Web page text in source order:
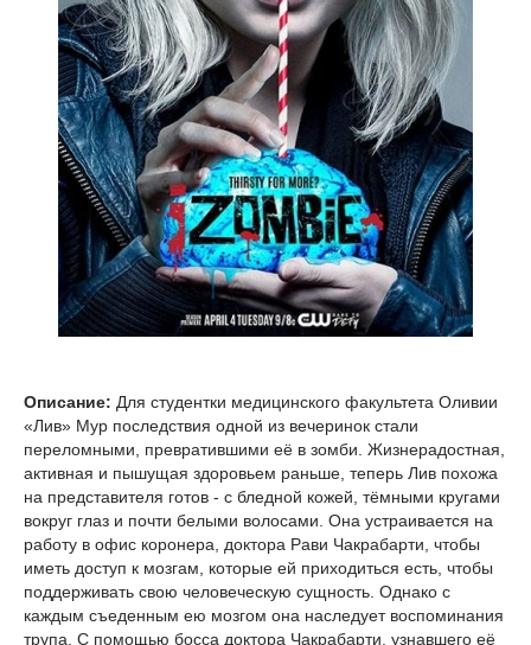
Описание: Для студентки медицинского факультета Оливии
«Лив» Мур последствия одной из вечеринок стали
переломными, превратившими её в зомби. Жизнерадостная,
активная и пышущая здоровьем раньше, теперь Лив похожа
на представителя готов - с бледной кожей, тёмными кругами
вокруг глаз и почти белыми волосами. Она устраивается на
работу в офис коронера, доктора Рави Чакрабарти, чтобы
иметь доступ к мозгам, которые ей приходиться есть, чтобы
поддерживать свою человеческую сущность. Однако с
каждым съеденным ею мозгом она наследует воспоминания
трупа. С помощью босса доктора Чакрабарти, узнавшего её